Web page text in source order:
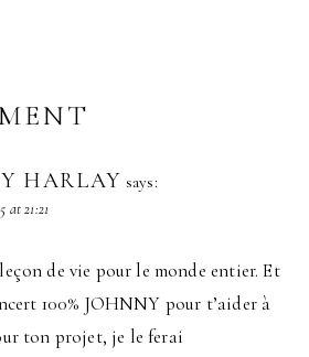
HARLAY says:
at 21:21
de vie pour le monde entier. Et
100% JOHNNY pour t’aider à
ton projet, je le ferai